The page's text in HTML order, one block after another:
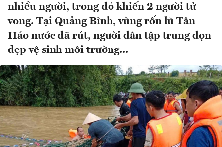
nhiều người, trong đó khiến 2 người tử
vong. Tại Quảng Bình, vùng rốn lũ Tân
Háo nước đã rút, người dân tập trung dọn
dẹp vệ sinh môi trường...